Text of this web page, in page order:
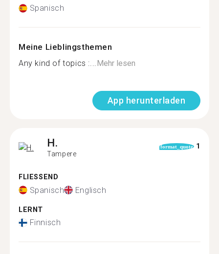
Spanisch
Meine Lieblingsthemen
Any kind of topics :...Mehr lesen
App herunterladen
H.
Tampere
format_quote 1
FLIESSEND
Spanisch Englisch
LERNT
Finnisch